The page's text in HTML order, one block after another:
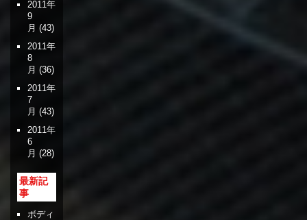
2011年
9
月 (43)
2011年
8
月 (36)
2011年
7
月 (43)
2011年
6
月 (28)
最新記
事
ボディ